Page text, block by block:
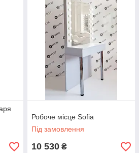
Робоче місце Sofia
Під замовлення
10 530 ₴